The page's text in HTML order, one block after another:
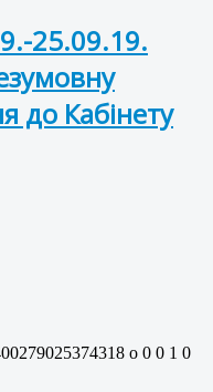
25.09.19.
до Кабінету